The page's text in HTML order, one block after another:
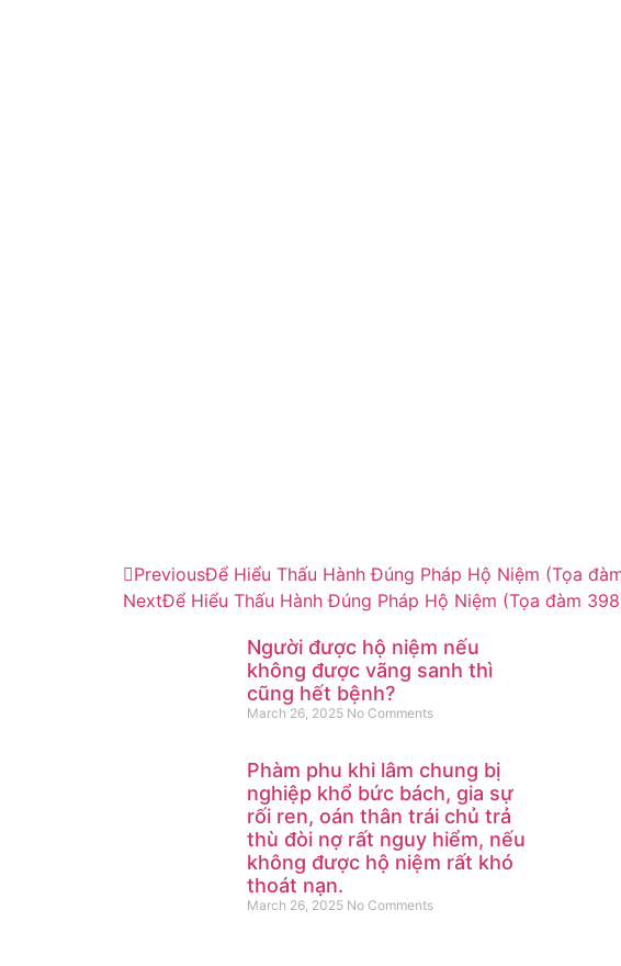
PreviousĐể Hiểu Thấu Hành Đúng Pháp Hộ Niệm (Tọa
NextĐể Hiểu Thấu Hành Đúng Pháp Hộ Niệm (Tọa đàm
Người được hộ niệm nếu
không được vãng sanh thì
cũng hết bệnh?
March 26, 2025 No Comments
Phàm phu khi lâm chung bị
nghiệp khổ bức bách, gia sự
rối ren, oán thân trái chủ trả
thù đòi nợ rất nguy hiểm, nếu
không được hộ niệm rất khó
thoát nạn.
March 26, 2025 No Comments